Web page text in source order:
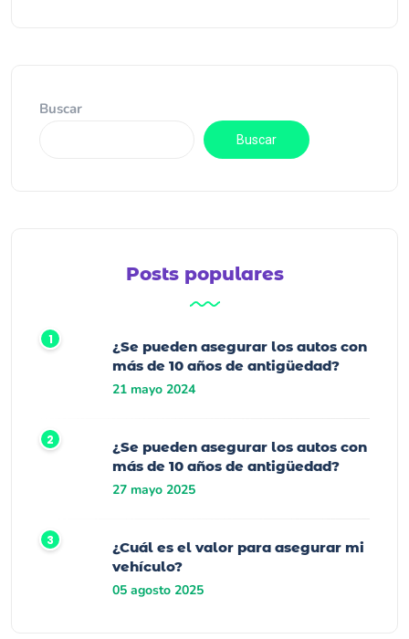
Buscar
Buscar
Posts populares
¿Se pueden asegurar los autos con
más de 10 años de antigüedad?
21 mayo 2024
¿Se pueden asegurar los autos con
más de 10 años de antigüedad?
27 mayo 2025
¿Cuál es el valor para asegurar mi
vehículo?
05 agosto 2025